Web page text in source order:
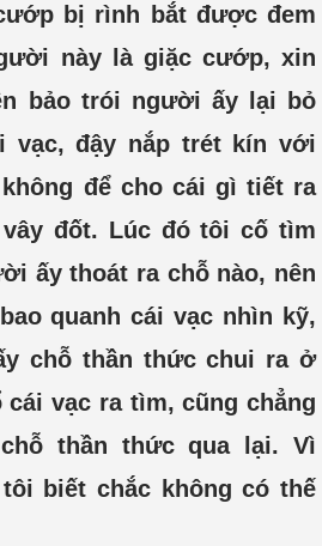
bị rình bắt được đem
này là giặc cướp, xin
bảo trói người ấy lại bỏ
vạc, đậy nắp trét kín với
để cho cái gì tiết ra
đốt. Lúc đó tôi cố tìm
ấy thoát ra chỗ nào, nên
quanh cái vạc nhìn kỹ,
chỗ thần thức chui ra ở
vạc ra tìm, cũng chẳng
thần thức qua lại. Vì
biết chắc không có thế